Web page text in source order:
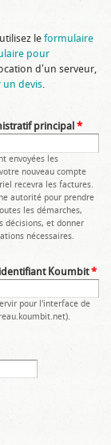
le formulaire
pour
d'un serveur,
devis.
principal *
envoyées les
nouveau compte
recevra les factures.
autorité pour prendre
les démarches,
décisions, et donner
nécessaires.
Koumbit*
pour l'interface de